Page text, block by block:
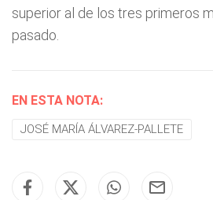
superior al de los tres primeros
pasado.
EN ESTA NOTA:
JOSÉ MARÍA ÁLVAREZ-PALLETE